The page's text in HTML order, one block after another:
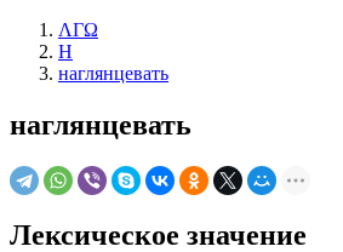
ΛΓΩ
Н
наглянцевать
наглянцевать
Лексическое значение